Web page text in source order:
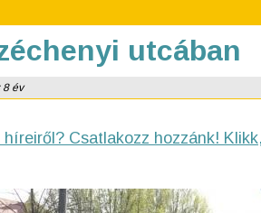
utcában
8 év
Csatlakozz hozzánk!